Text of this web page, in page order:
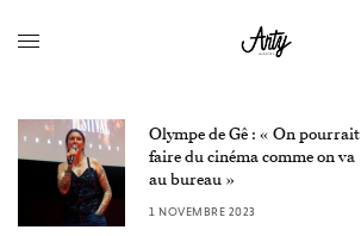
Olympe de Gê : « On pourrait
faire du cinéma comme on va
au bureau »
1 NOVEMBRE 2023